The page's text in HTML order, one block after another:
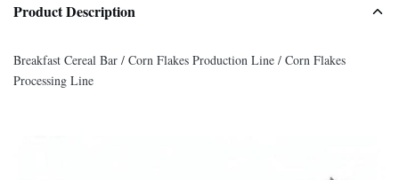
Product Description
Breakfast Cereal Bar / Corn Flakes Production Line / Corn Flakes
Processing Line